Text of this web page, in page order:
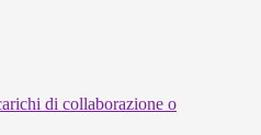
di collaborazione o